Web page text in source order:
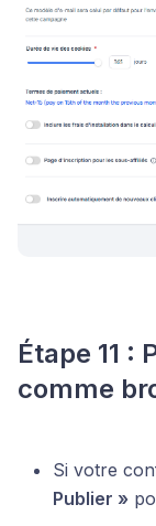
Étape 11 :
comme
Si votre
Publier »